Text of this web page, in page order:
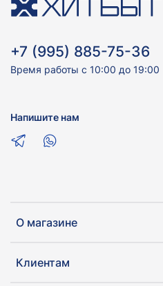
О магазине
Клиентам
+7 (995) 885-75-36
Время работы с 10:00 до 19:00
Напишите нам